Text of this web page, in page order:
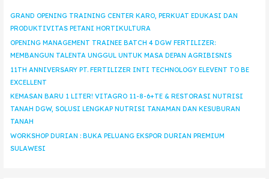
GRAND OPENING TRAINING CENTER KARO, PERKUAT EDUKASI DAN
PRODUKTIVITAS PETANI HORTIKULTURA
OPENING MANAGEMENT TRAINEE BATCH 4 DGW FERTILIZER:
MEMBANGUN TALENTA UNGGUL UNTUK MASA DEPAN AGRIBISNIS
11TH ANNIVERSARY PT. FERTILIZER INTI TECHNOLOGY ELEVENT TO BE
EXCELLENT
KEMASAN BARU 1 LITER! VITAGRO 11-8-6+TE & RESTORASI NUTRISI
TANAH DGW, SOLUSI LENGKAP NUTRISI TANAMAN DAN KESUBURAN
TANAH
WORKSHOP DURIAN : BUKA PELUANG EKSPOR DURIAN PREMIUM
SULAWESI